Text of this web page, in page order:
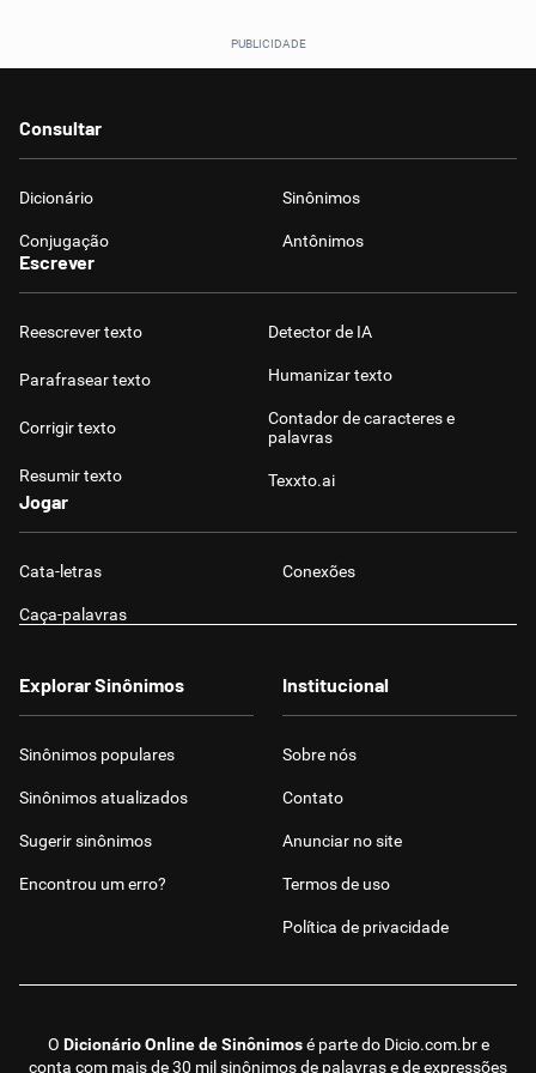
Consultar
Dicionário Sinônimos
Conjugação Antônimos
Escrever
Reescrever texto
Parafrasear texto
Corrigir texto
Resumir texto
Detector de IA
Humanizar texto
Contador de caracteres e
palavras
Texxto.ai
Jogar
Cata-letras Conexões
Caça-palavras
O Dicionário Online de Sinônimosé parte do Dicio.com.bre
conta com mais de 30 mil sinônimos de palavras e de expressões
Explorar Sinônimos
Sinônimos populares
Sinônimos atualizados
Sugerir sinônimos
Encontrou um erro?
Institucional
Sobre nós
Contato
Anunciar no site
Termos de uso
Política de privacidade